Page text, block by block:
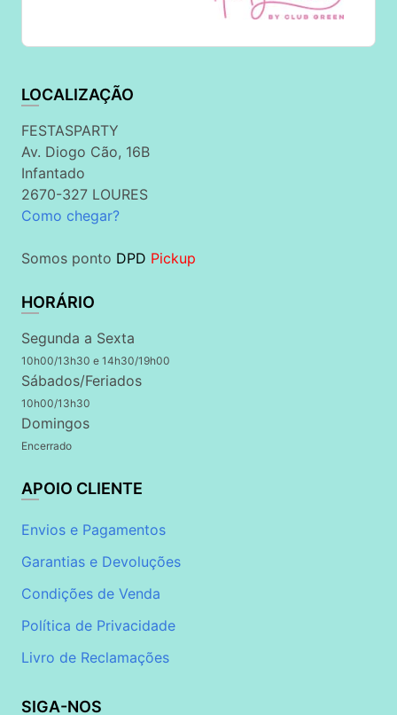
LOCALIZAÇÃO
FESTASPARTY
Av. Diogo Cão, 16B
Infantado
2670-327 LOURES
Como chegar?
Somos ponto DPD Pickup
HORÁRIO
Segunda a Sexta
10h00/13h30 e 14h30/19h00
Sábados/Feriados
10h00/13h30
Domingos
Encerrado
APOIO CLIENTE
Envios e Pagamentos
Garantias e Devoluções
Condições de Venda
Política de Privacidade
Livro de Reclamações
SIGA-NOS